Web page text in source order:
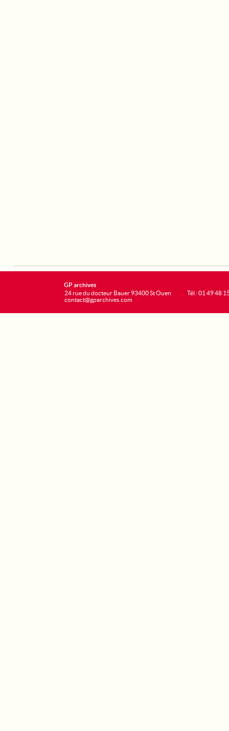
GP archives
24 rue du docteur Bauer 93400 St Ouen
contact@gparchives.com
Tél : 01 49 48